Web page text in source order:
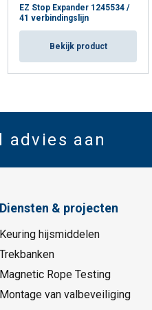
EZ Stop Expander 1245534 /
41 verbindingslijn
Bekijk product
aan
Diensten & projecten
Keuring hijsmiddelen
Trekbanken
Magnetic Rope Testing
Montage van valbeveiliging